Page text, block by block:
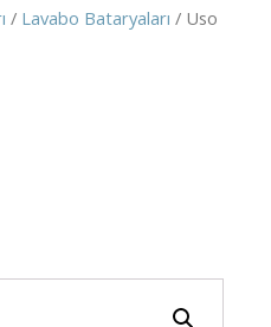
/ Lavabo Bataryaları / Uso